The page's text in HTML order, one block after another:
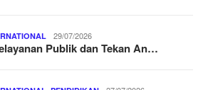
29/07/2026
Publik dan Tekan An…